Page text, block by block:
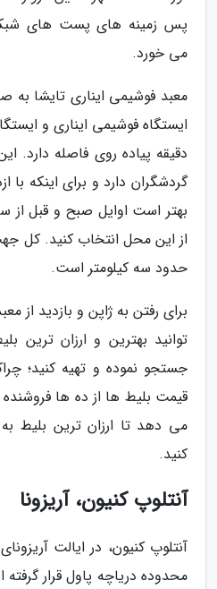
پس زمینه های پست های
می خورد.
ایستگاه فوشیمی ایناری و
دقیقه پیاده روی فاصله دارد.
گردشگران دارد و برای اینکه با
از این محل انتخاب کنید. کل
حدود سه کیلومتر است.
برای رفتن به ژاپن و بازدید از
توانید بهترین و ارزان ترین
جستجو نموده و تهیه کنید؛
قیمت بلیط ها از ده ها فروشنده
می دهد تا ارزان ترین بلیط
کنید.
آنتلوپ کنیون، آریزونا
آنتلوپ کنیون، در ایالت
محدوده دریاچه پاول قرار